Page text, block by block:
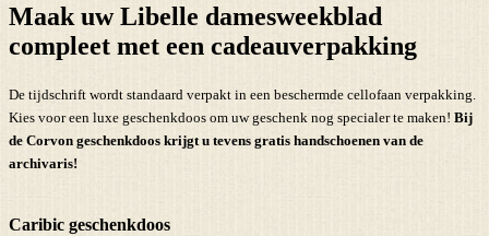
Maak uw Libelle damesweekblad
compleet met een cadeauverpakking
De tijdschrift wordt standaard verpakt in een beschermde cellofaan verpakking.
Kies voor een luxe geschenkdoos om uw geschenk nog specialer te maken! Bij
de Corvon geschenkdoos krijgt u tevens gratis handschoenen van de
archivaris!
Caribic geschenkdoos